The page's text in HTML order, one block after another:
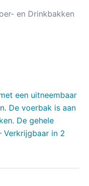
en Drinkbakken
een uitneembaar
De voerbak is aan
De gehele
Verkrijgbaar in 2